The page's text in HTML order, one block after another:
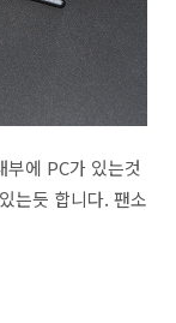
에 PC가 있는것
는듯 합니다. 팬소